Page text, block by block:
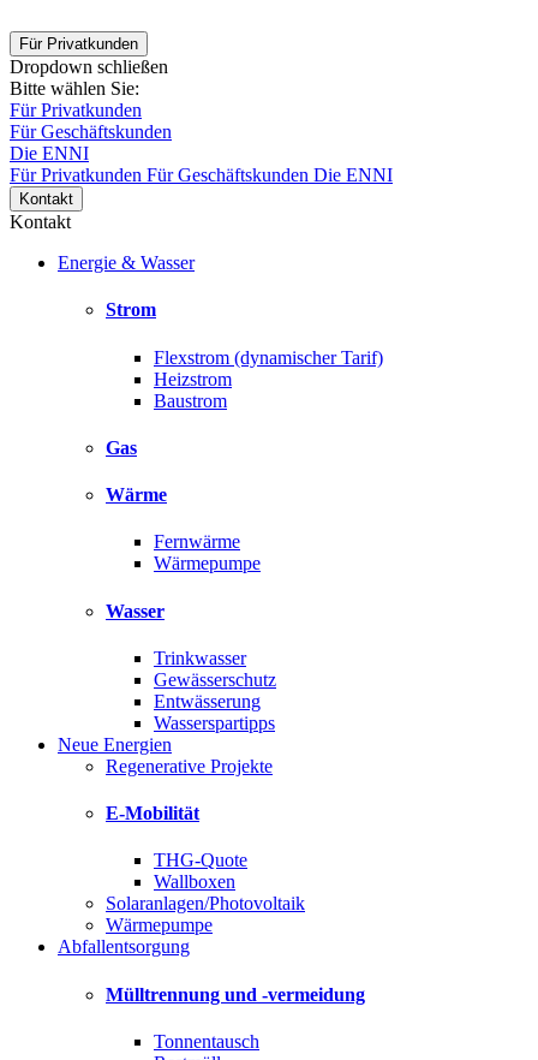
Für Privatkunden
Dropdown schließen
Bitte wählen Sie:
Für Privatkunden
Für Geschäftskunden
Die ENNI
Für Privatkunden Für Geschäftskunden Die ENNI
Kontakt
Kontakt
Energie & Wasser
Strom
Flexstrom (dynamischer Tarif)
Heizstrom
Baustrom
Gas
Wärme
Fernwärme
Wärmepumpe
Wasser
Trinkwasser
Gewässerschutz
Entwässerung
Wasserspartipps
Neue Energien
Regenerative Projekte
E-Mobilität
THG-Quote
Wallboxen
Solaranlagen/Photovoltaik
Wärmepumpe
Abfallentsorgung
Mülltrennung und -vermeidung
Tonnentausch